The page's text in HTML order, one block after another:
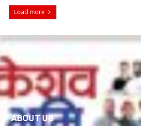
Load more
ABOUT US